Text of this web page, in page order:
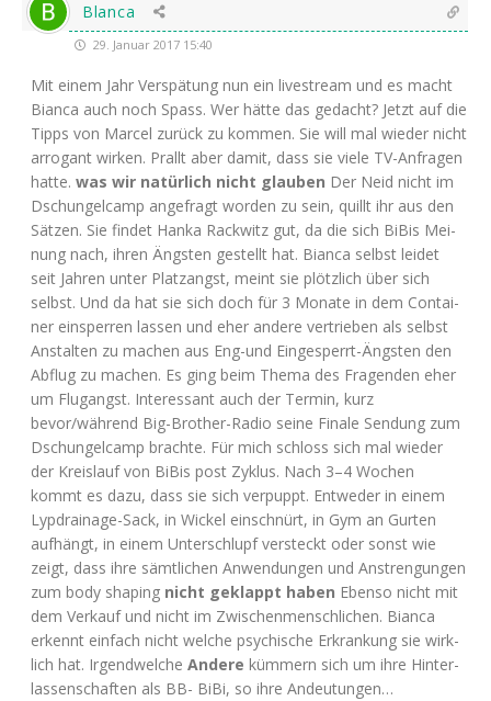
Blanca
29. Januar 2017 15:40
Mit einem Jahr Ver­spä­tung nun ein live­stream und es macht
Bian­ca auch noch Spass. Wer hät­te das gedacht? Jetzt auf die
Tipps von Mar­cel zurück zu kom­men. Sie will mal wie­der nicht
arro­gant wir­ken. Prallt aber damit, dass sie vie­le TV-Anfra­gen
hat­te. was wir natür­lich nicht glau­ben Der Neid nicht im
Dschun­gel­camp ange­fragt wor­den zu sein, quillt ihr aus den
Sät­zen. Sie fin­det Han­ka Rack­witz gut, da die sich BiBis Mei­
nung nach, ihren Ängs­ten gestellt hat. Bian­ca selbst lei­det
seit Jah­ren unter Platz­angst, meint sie plötz­lich über sich
selbst. Und da hat sie sich doch für 3 Mona­te in dem Con­tai­
ner ein­sper­ren las­sen und eher ande­re ver­trie­ben als selbst
Anstal­ten zu machen aus Eng-und Ein­ge­sperrt-Ängs­ten den
Abflug zu machen. Es ging beim The­ma des Fra­gen­den eher
um Flug­angst. Inter­es­sant auch der Ter­min, kurz
bevor/während Big-Brot­her-Radio sei­ne Fina­le Sen­dung zum
Dschun­gel­camp brach­te. Für mich schloss sich mal wie­der
der Kreis­lauf von BiBis post Zyklus. Nach 3–4 Wochen
kommt es dazu, dass sie sich ver­puppt. Ent­we­der in einem
Lyp­drai­na­ge-Sack, in Wickel ein­schnürt, in Gym an Gur­ten
auf­hängt, in einem Unter­schlupf ver­steckt oder sonst wie
zeigt, dass ihre sämt­li­chen Anwen­dun­gen und Anstren­gun­gen
zum body sha­ping nicht geklappt haben Eben­so nicht mit
dem Ver­kauf und nicht im Zwi­schen­mensch­li­chen. Bian­ca
erkennt ein­fach nicht wel­che psy­chi­sche Erkran­kung sie wirk­
lich hat. Irgend­wel­che Ande­re küm­mern sich um ihre Hin­ter­
las­sen­schaf­ten als BB- BiBi, so ihre Andeutungen…